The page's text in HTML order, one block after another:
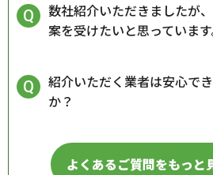
数社紹介いただきましたが
案を受けたいと思っています
紹介いただく業者は安心で
か？
よくあるご質問をもっと